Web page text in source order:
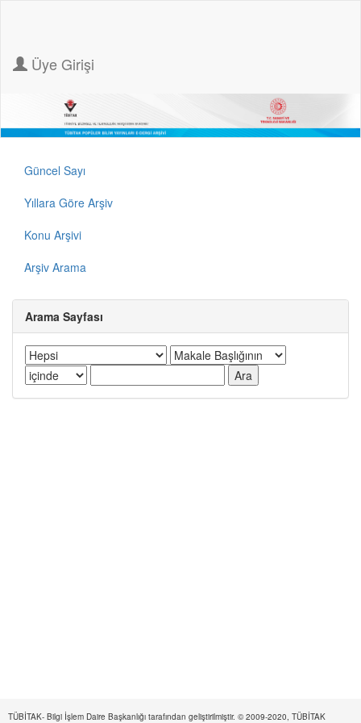
Üye Girişi
Güncel Sayı
Yıllara Göre Arşiv
Konu Arşivi
Arşiv Arama
Arama Sayfası
TÜBİTAK- Bilgi İşlem Daire Başkanlığı tarafından geliştirilmiştir. © 2009-2020, TÜBİTAK